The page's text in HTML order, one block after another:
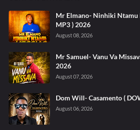
Mr Elmano- Ninhiki Ntamu
MP3 ) 2026
August 08, 2026
Mr Samuel- Vanu Va
2026
August 07, 2026
Dom Will- Casamento (
August 06, 2026